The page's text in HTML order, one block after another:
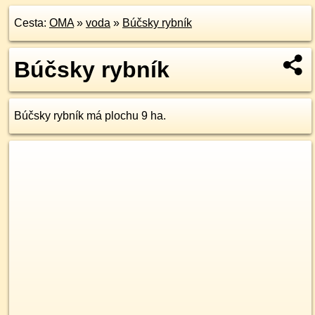
Cesta: OMA» voda » Búčsky rybník
Búčsky rybník
Búčsky rybník má plochu 9 ha.